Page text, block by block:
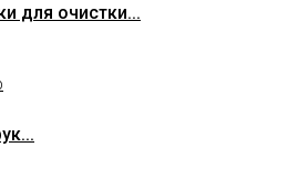
для очистки...